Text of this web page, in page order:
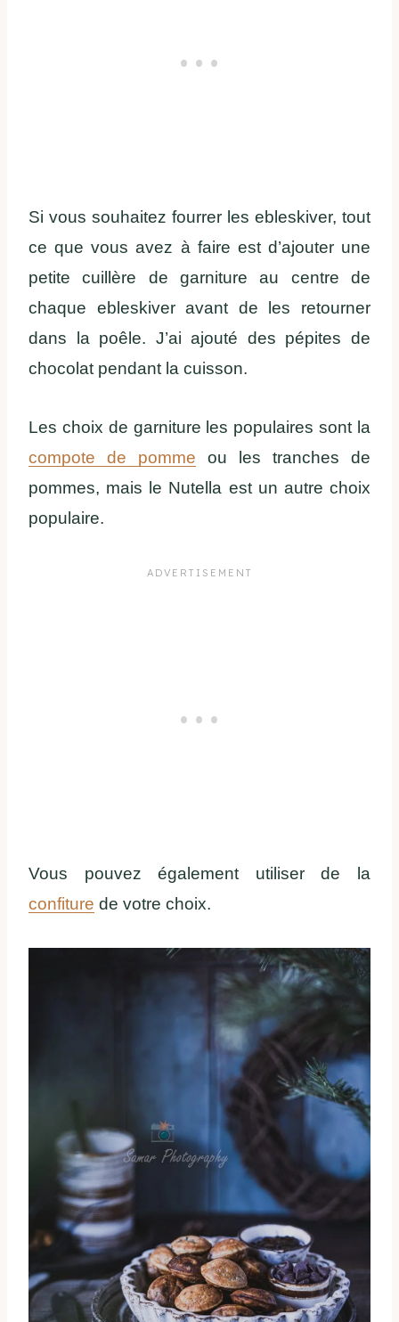
Si vous souhaitez fourrer les ebleskiver, tout
ce que vous avez à faire est d’ajouter une
petite cuillère de garniture au centre de
chaque ebleskiver avant de les retourner
dans la poêle. J’ai ajouté des pépites de
chocolat pendant la cuisson.
Les choix de garniture les populaires sont la
compote de pomme ou les tranches de
pommes, mais le Nutella est un autre choix
populaire.
Vous pouvez également utiliser de la
confiture de votre choix.